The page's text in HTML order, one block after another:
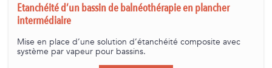
Etanchéité d’un bassin de balnéothérapie en plancher
intermédiaire
Mise en place d’une solution d’étanchéité composite avec
système par vapeur pour bassins.